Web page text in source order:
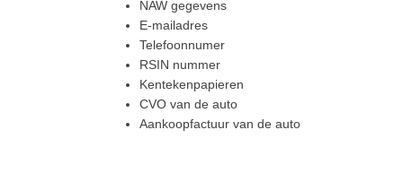
NAW gegevens
E-mailadres
Telefoonnumer
RSIN nummer
Kentekenpapieren
CVO van de auto
Aankoopfactuur van de auto